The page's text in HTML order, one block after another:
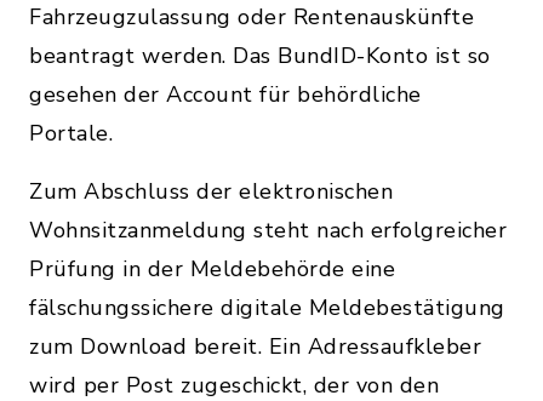
Fahrzeugzulassung oder Rentenauskünfte
beantragt werden. Das BundID-Konto ist so
gesehen der Account für behördliche
Portale.
Zum Abschluss der elektronischen
Wohnsitzanmeldung steht nach erfolgreicher
Prüfung in der Meldebehörde eine
fälschungssichere digitale Meldebestätigung
zum Download bereit. Ein Adressaufkleber
wird per Post zugeschickt, der von den